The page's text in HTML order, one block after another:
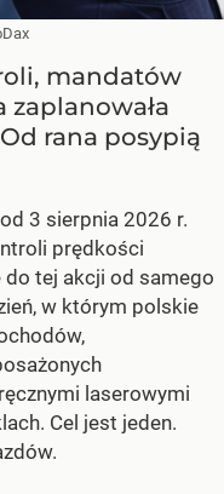
mandatów
rana posypią
3 sierpnia 2026 r.
prędkości
do tej akcji od samego
w którym polskie
laserowymi
Cel jest jeden.